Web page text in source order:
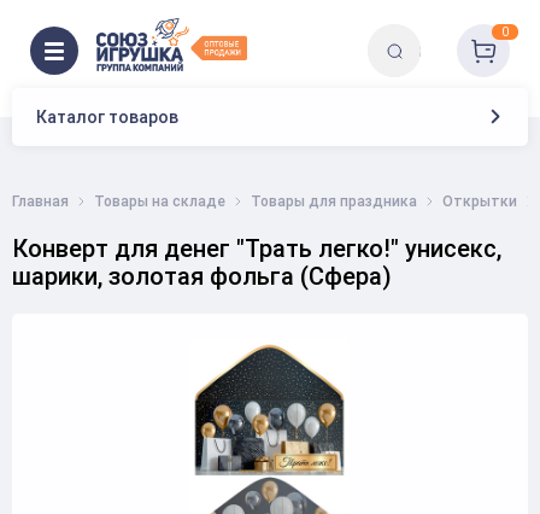
Каталог товаров
0
Главная Товары на складе Товары для праздника Открытки
Конверт для денег "Трать легко!" унисекс,
шарики, золотая фольга (Сфера)